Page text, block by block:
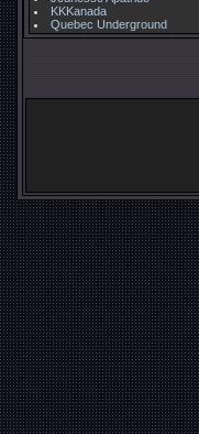
KKKanada
Quebec Underground